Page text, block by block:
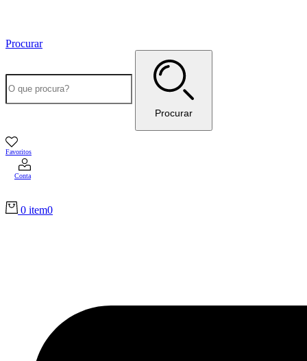
Procurar
Procurar
Favoritos
Conta
0 item0